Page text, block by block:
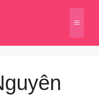
Menu